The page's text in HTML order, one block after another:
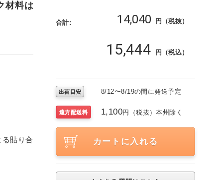
合計: 14,040 円（税抜）
15,444 円（税込）
出荷目安 8/12〜8/19の間に発送予定
遠方配送料 1,100円（税抜）本州除く
カートに入れる
材料は
貼り合